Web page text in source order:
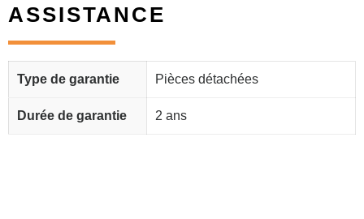
ASSISTANCE
Type de garantie Pièces détachées
Durée de garantie 2 ans